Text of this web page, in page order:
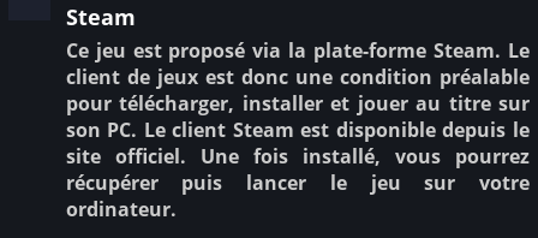
Steam
Ce jeu est proposé via la plate-forme Steam. Le
client de jeux est donc une condition préalable
pour télécharger, installer et jouer au titre sur
son PC. Le client Steam est disponible depuis le
site officiel. Une fois installé, vous pourrez
récupérer puis lancer le jeu sur votre
ordinateur.